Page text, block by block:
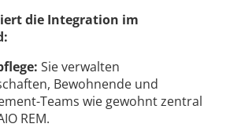
die Integration im
Sie verwalten
Bewohnende und
Teams wie gewohnt zentral
REM.